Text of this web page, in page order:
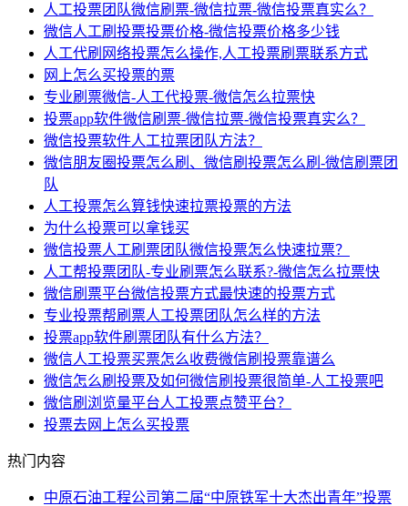
人工投票团队微信刷票-微信拉票-微信投票真实么？
微信人工刷投票投票价格-微信投票价格多少钱
人工代刷网络投票怎么操作,人工投票刷票联系方式
网上怎么买投票的票
专业刷票微信-人工代投票-微信怎么拉票快
投票app软件微信刷票-微信拉票-微信投票真实么？
微信投票软件人工拉票团队方法？
微信朋友圈投票怎么刷、微信刷投票怎么刷-微信刷票团
队
人工投票怎么算钱快速拉票投票的方法
为什么投票可以拿钱买
微信投票人工刷票团队微信投票怎么快速拉票？
人工帮投票团队-专业刷票怎么联系?-微信怎么拉票快
微信刷票平台微信投票方式最快速的投票方式
专业投票帮刷票人工投票团队怎么样的方法
投票app软件刷票团队有什么方法？
微信人工投票买票怎么收费微信刷投票靠谱么
微信怎么刷投票及如何微信刷投票很简单-人工投票吧
微信刷浏览量平台人工投票点赞平台？
投票去网上怎么买投票
热门内容
中原石油工程公司第二届“中原铁军十大杰出青年”投票